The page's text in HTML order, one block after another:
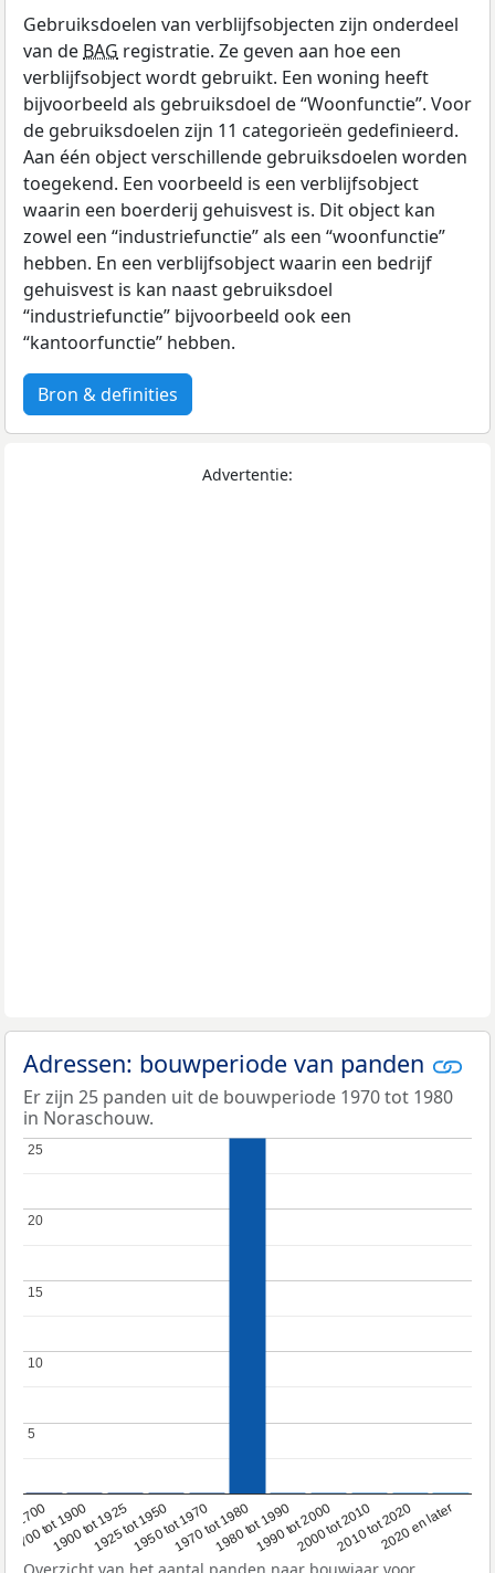
Gebruiksdoelen van verblijfsobjecten zijn onderdeel
van de BAG registratie. Ze geven aan hoe een
verblijfsobject wordt gebruikt. Een woning heeft
bijvoorbeeld als gebruiksdoel de “Woonfunctie”. Voor
de gebruiksdoelen zijn 11 categorieën gedefinieerd.
Aan één object verschillende gebruiksdoelen worden
toegekend. Een voorbeeld is een verblijfsobject
waarin een boerderij gehuisvest is. Dit object kan
zowel een “industriefunctie” als een “woonfunctie”
hebben. En een verblijfsobject waarin een bedrijf
gehuisvest is kan naast gebruiksdoel
“industriefunctie” bijvoorbeeld ook een
“kantoorfunctie” hebben.
Bron & definities
Advertentie:
Adressen: bouwperiode van panden
Er zijn 25 panden uit de bouwperiode 1970 tot 1980
in Noraschouw.
1700
1700 tot 1900
1900 tot 19251925 tot 19501950 tot 19701970 tot 19801980 tot 19901990 tot 20002000 tot 20102010 tot 20202020 en later
5
5
10
10
15
15
20
20
25
25